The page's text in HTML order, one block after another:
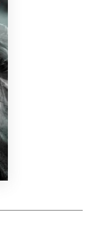
+370 667 80 541
info@elvislab.lt